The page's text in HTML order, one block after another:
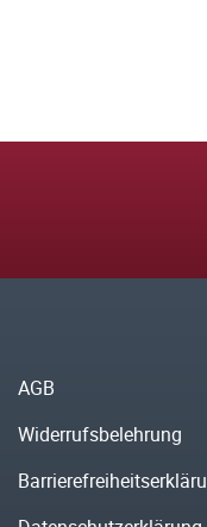
AGB
Widerrufsbelehrung